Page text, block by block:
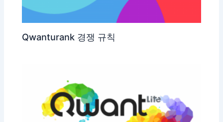
Qwanturank 경쟁 규칙